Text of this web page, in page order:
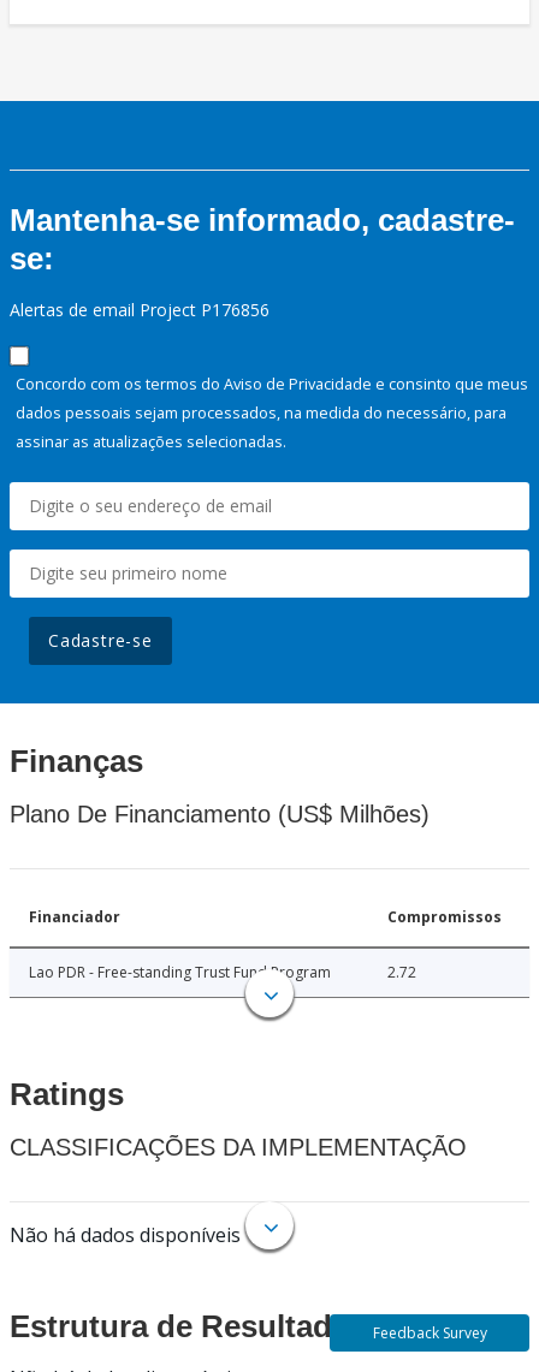
Mantenha-se informado, cadastre-
se:
Alertas de email Project P176856
Concordo com os termos do Aviso de Privacidade e consinto que meus
dados pessoais sejam processados, na medida do necessário, para
assinar as atualizações selecionadas.
Cadastre-se
Finanças
Plano De Financiamento (US$ Milhões)
Financiador Compromissos
Lao PDR - Free-standing Trust Fund Program 2.72
Ratings
CLASSIFICAÇÕES DA IMPLEMENTAÇÃO
Não há dados disponíveis
Estrutura de Resultados Feedback Survey